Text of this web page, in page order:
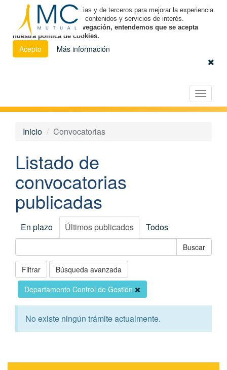
Utilizamos cookies propias y de terceros para mejorar la experiencia
de navegación y ofrecer contenidos y servicios de interés.
Al continuar con la navegación, entendemos que se acepta
nuestra política de cookies.
Acepto Más información
Toggle
Licitación Electrónica
Inicio Convocatorias
Listado de
convocatorias
publicadas
En plazo Últimos publicados Todos
Filtrar
Búsqueda avanzada
Departamento Control de Gestión
No existe ningún trámite actualmente.